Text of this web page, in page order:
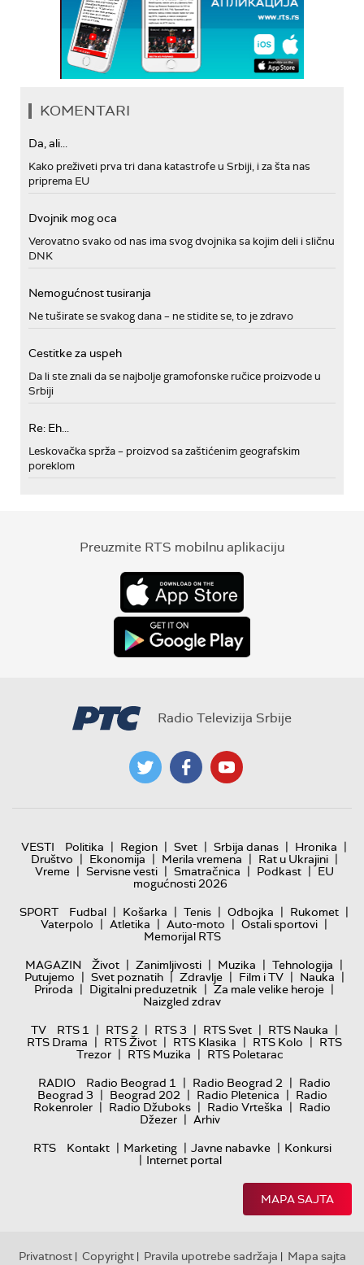
KOMENTARI
Da, ali...
Kako preživeti prva tri dana katastrofe u Srbiji, i za šta nas
priprema EU
Dvojnik mog oca
Verovatno svako od nas ima svog dvojnika sa kojim deli i sličnu
DNK
Nemogućnost tusiranja
Ne tuširate se svakog dana – ne stidite se, to je zdravo
Cestitke za uspeh
Da li ste znali da se najbolje gramofonske ručice proizvode u
Srbiji
Re: Eh...
Leskovačka sprža – proizvod sa zaštićenim geografskim
poreklom
Preuzmite RTS mobilnu aplikaciju
Radio Televizija Srbije
VESTI Politika | Region | Svet | Srbija danas | Hronika |
Društvo | Ekonomija | Merila vremena | Rat u Ukrajini |
Vreme | Servisne vesti | Smatračnica | Podkast | EU
mogućnosti 2026
SPORT
Fudbal | Košarka | Tenis | Odbojka | Rukomet |
Vaterpolo | Atletika | Auto-moto | Ostali sportovi |
Memorijal RTS
MAGAZIN
Život | Zanimljivosti | Muzika | Tehnologija |
Putujemo | Svet poznatih | Zdravlje | Film i TV | Nauka |
Priroda | Digitalni preduzetnik | Za male velike heroje |
Naizgled zdrav
TV
RTS 1 | RTS 2 | RTS 3 | RTS Svet | RTS Nauka |
RTS Drama | RTS Život | RTS Klasika | RTS Kolo | RTS
Trezor | RTS Muzika | RTS Poletarac
RADIO
Radio Beograd 1 | Radio Beograd 2 | Radio
Beograd 3 | Beograd 202 | Radio Pletenica | Radio
Rokenroler | Radio Džuboks | Radio Vrteška | Radio
Džezer | Arhiv
RTS
Kontakt | Marketing | Javne nabavke | Konkursi
| Internet portal
MAPA SAJTA
Privatnost| Copyright| Pravila upotrebe sadržaja | Mapa sajta